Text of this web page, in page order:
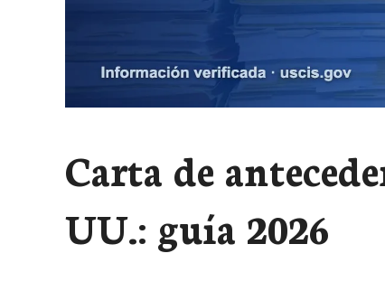
Carta de
UU.: guía 2026